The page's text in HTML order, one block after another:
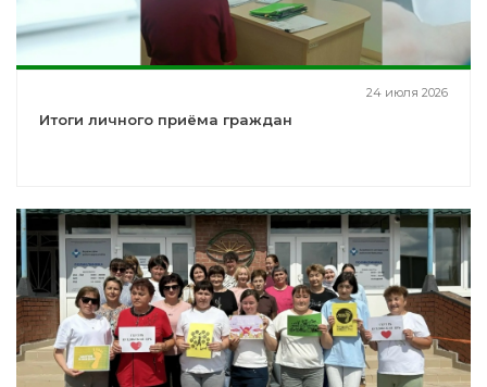
24 июля 2026
Итоги личного приёма граждан